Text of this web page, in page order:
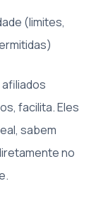
(limites,
facilita. Eles
sabem
no